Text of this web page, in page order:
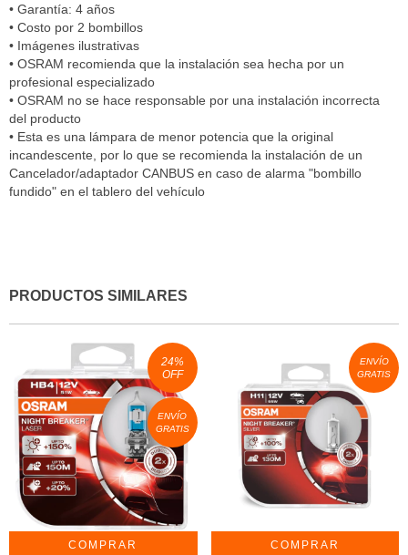
• Garantía: 4 años
• Costo por 2 bombillos
• Imágenes ilustrativas
• OSRAM recomienda que la instalación sea hecha por un
profesional especializado
• OSRAM no se hace responsable por una instalación incorrecta
del producto
• Esta es una lámpara de menor potencia que la original
incandescente, por lo que se recomienda la instalación de un
Cancelador/adaptador CANBUS en caso de alarma "bombillo
fundido" en el tablero del vehículo
PRODUCTOS SIMILARES
24%
OFF
ENVÍO
GRATIS
ENVÍO
GRATIS